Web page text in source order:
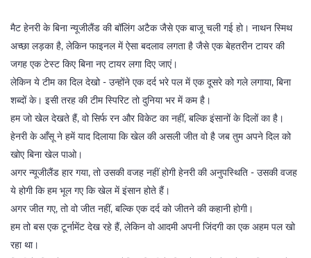
मैट हेनरी के बिना न्यूजीलैंड की बॉलिंग अटैक जैसे एक बाजू चली गई हो। नाथन स्मिथ
अच्छा लड़का है, लेकिन फाइनल में ऐसा बदलाव लगता है जैसे एक बेहतरीन टायर की
जगह एक टेस्ट किए बिना नए टायर लगा दिए जाएं।
लेकिन ये टीम का दिल देखो - उन्होंने एक दर्द भरे पल में एक दूसरे को गले लगाया, बिना
शब्दों के। इसी तरह की टीम स्पिरिट तो दुनिया भर में कम है।
हम जो खेल देखते हैं, वो सिर्फ रन और विकेट का नहीं, बल्कि इंसानों के दिलों का है।
हेनरी के आँसू ने हमें याद दिलाया कि खेल की असली जीत वो है जब तुम अपने दिल को
खोए बिना खेल पाओ।
अगर न्यूजीलैंड हार गया, तो उसकी वजह नहीं होगी हेनरी की अनुपस्थिति - उसकी वजह
ये होगी कि हम भूल गए कि खेल में इंसान होते हैं।
अगर जीत गए, तो वो जीत नहीं, बल्कि एक दर्द को जीतने की कहानी होगी।
हम तो बस एक टूर्नामेंट देख रहे हैं, लेकिन वो आदमी अपनी जिंदगी का एक अहम पल खो
रहा था।